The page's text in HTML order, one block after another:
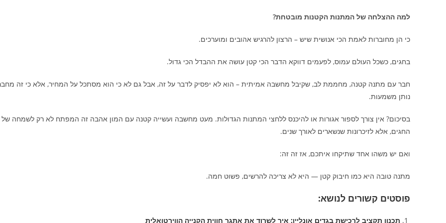
למה ההצלחה של המתנות הקטנות מובטחת?
כי הן מחוברות לאמת הכי אנושית שיש – הרצון להרגיש אהובים ומוערכים.
בחגים, כשכל העולם עמוס, לפעמים דווקא הדבר הכי קטן עושה את ההבדל הכי גדול.
חבר עם מתנה קטנה, מחממת לב, שקיבל מחשבה אמיתית – הוא לא יפסיק לדבר על זה, אבל גם לא כי הוא מסתכל על המחיר, אלא כי זה
נותן משמעות.
בסיכום? אין צורך לספור אגורות או להיכנס ללחצי המתנות הגדולות. מעט מחשבה ועשייה קטנה עם המון אהבה זה המפתח לא רק לשמחה של
החגים, אלא לזיכרונות שנשארים לאורך שנים.
ואם יש משהו אחד שתיקחו איתכם, אז זה זה:
מתנה טובה היא כמו חיבוק קטן — היא לא צריכה להרשים, פשוט חמה.
פוסטים קשורים לנושא:
תכנון תקציב לרכישת בגדים אונליין: איך לשרוד את אתגר חווית הקנייה הווירטואלית